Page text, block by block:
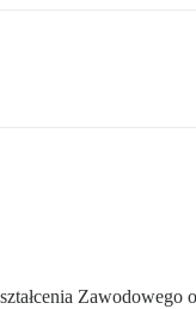
Zawodowego